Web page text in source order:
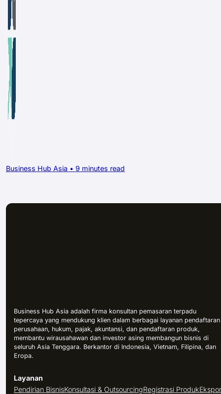
Business Hub Asia • 9 minutes read
Business Hub Asia adalah firma konsultan pemasaran terpadu
tepercaya yang mendukung klien dalam berbagai layanan pendaftaran
perusahaan, hukum, pajak, akuntansi, dan pendaftaran produk,
membantu wirausahawan dan investor asing membangun bisnis di
seluruh Asia Tenggara. Berkantor di Indonesia, Vietnam, Filipina, dan
Eropa.
Layanan
Pendirian BisnisKonsultasi & OutsourcingRegistrasi ProdukEkspor